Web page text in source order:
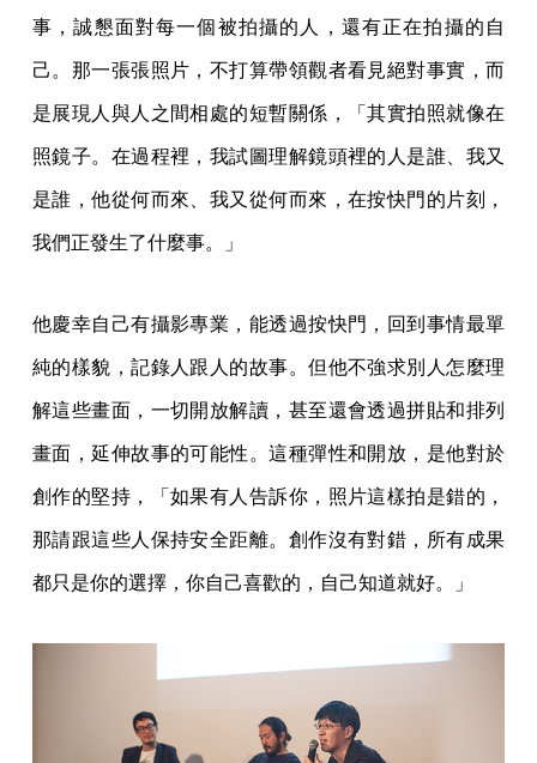
事，誠懇面對每一個被拍攝的人，還有正在拍攝的自
己。那一張張照片，不打算帶領觀者看見絕對事實，而
是展現人與人之間相處的短暫關係，「其實拍照就像在
照鏡子。在過程裡，我試圖理解鏡頭裡的人是誰、我又
是誰，他從何而來、我又從何而來，在按快門的片刻，
我們正發生了什麼事。」
他慶幸自己有攝影專業，能透過按快門，回到事情最單
純的樣貌，記錄人跟人的故事。但他不強求別人怎麼理
解這些畫面，一切開放解讀，甚至還會透過拼貼和排列
畫面，延伸故事的可能性。這種彈性和開放，是他對於
創作的堅持，「如果有人告訴你，照片這樣拍是錯的，
那請跟這些人保持安全距離。創作沒有對錯，所有成果
都只是你的選擇，你自己喜歡的，自己知道就好。」